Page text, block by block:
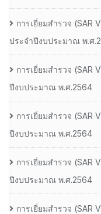
การเยี่ยมสํารวจ
ประจําปีงบประมาณ พ.ศ
การเยี่ยมสํารวจ (SAR
ปีงบประมาณ พ.ศ.2564
การเยี่ยมสํารวจ
ปีงบประมาณ พ.ศ.2564
การเยี่ยมสํารวจ (SAR
ปีงบประมาณ พ.ศ.2564
การเยี่ยมสํารวจ (SAR